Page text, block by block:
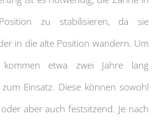
zu stabilisieren, da sie
in die alte Position wandern. Um
etwa zwei Jahre lang
Einsatz. Diese können sowohl
aber auch festsitzend. Je nach